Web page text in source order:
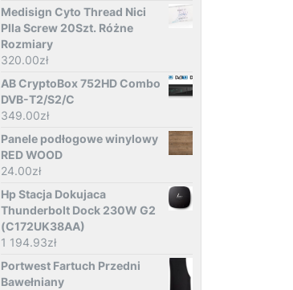
Medisign Cyto Thread Nici
Plla Screw 20Szt. Różne
Rozmiary
320.00zł
AB CryptoBox 752HD Combo
DVB-T2/S2/C
349.00zł
Panele podłogowe winylowy
RED WOOD
24.00zł
Hp Stacja Dokujaca
Thunderbolt Dock 230W G2
(C172UK38AA)
1 194.93zł
Portwest Fartuch Przedni
Bawełniany